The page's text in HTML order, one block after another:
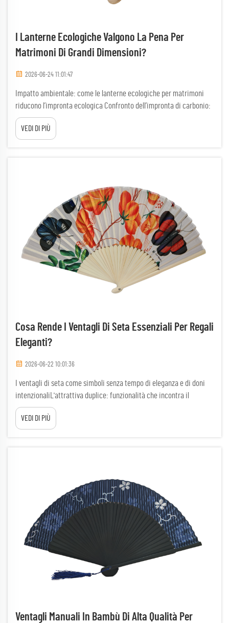
I Lanterne Ecologiche Valgono La Pena Per
Matrimoni Di Grandi Dimensioni?
2026-06-24 11:01:47
Impatto ambientale: come le lanterne ecologiche per matrimoni
riducono l’impronta ecologica Confronto dell’impronta di carbonio:
luci a stringa LED, lanterne a fiamma e lanterne ecologiche
ricaricate a energia solare per matrimoni Le luci a stringa LED
riducono il consumo energetico dell’80–90% ...
VEDI DI PIÙ
Cosa Rende I Ventagli Di Seta Essenziali Per Regali
Eleganti?
2026-06-22 10:01:36
I ventagli di seta come simboli senza tempo di eleganza e di doni
intenzionaliL'attrattiva duplice: funzionalità che incontra il
simbolismo culturaleUn ventaglio artigianale in seta è molto più di
un semplice accessorio per rinfrescarsi: è un gesto deliberato che
unisce praticità e significato profondo...
VEDI DI PIÙ
Ventagli Manuali In Bambù Di Alta Qualità Per